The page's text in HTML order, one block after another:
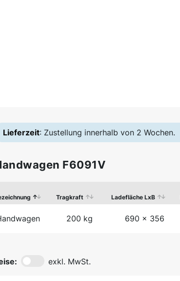
Lieferzeit: Zustellung innerhalb von 2 Wochen.
F6091V
Tragkraft Ladefläche LxB
200 kg 690 x 356
exkl. MwSt.